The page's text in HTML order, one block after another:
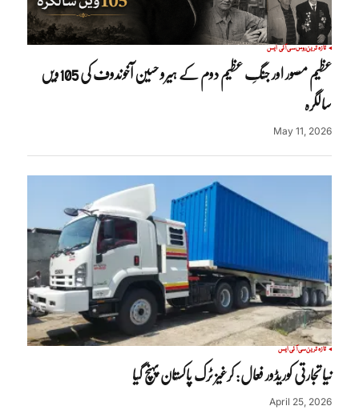
تازہ ترینروسسی آئی ایس
عظیم مصور اور جنگِ عظیم دوم کے ہیرو حسین آخوندوف کی 105ویں
سالگرہ
May 11, 2026
تازہ ترینسی آئی ایس
نیا تجارتی کوریڈور فعال: کرغیز ٹرک پاکستان پہنچ گیا
April 25, 2026